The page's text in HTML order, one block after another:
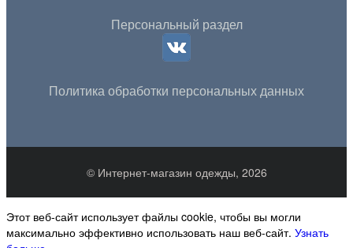
Персональный раздел
Политика обработки персональных данных
© Интернет-магазин одежды, 2026
Этот веб-сайт использует файлы cookie, чтобы вы могли
максимально эффективно использовать наш веб-сайт. Узнать